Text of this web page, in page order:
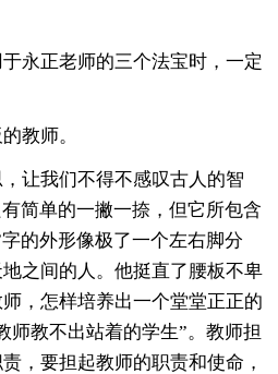
永正老师的三个法宝时，一定
教师。
让我们不得不感叹古人的智
简单的一撇一捺，但它所包含
的外形像极了一个左右脚分
之间的人。他挺直了腰板不卑
，怎样培养出一个堂堂正正的
师教不出站着的学生”。教师担
，要担起教师的职责和使命，